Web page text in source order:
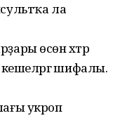
ла
өсөн хәтәр
шифалы.
укроп